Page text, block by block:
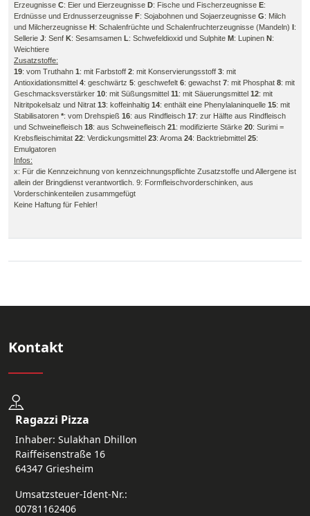
Erzeugnisse C: Eier und Eierzeugnisse D: Fische und Fischerzeugnisse E:
Erdnüsse und Erdnusserzeugnisse F: Sojabohnen und Sojaerzeugnisse G: Milch
und Milcherzeugnisse H: Schalenfrüchte und Schalenfruchterzeugnisse (Mandeln) I:
Sellerie J: Senf K: Sesamsamen L: Schwefeldioxid und Sulphite M: Lupinen N:
Weichtiere
Zusatzstoffe:
19: vom Truthahn 1: mit Farbstoff 2: mit Konservierungsstoff 3: mit
Antioxidationsmittel 4: geschwärtz 5: geschwefelt 6: gewachst 7: mit Phosphat 8: mit
Geschmacksverstärker 10: mit Süßungsmittel 11: mit Säuerungsmittel 12: mit
Nitritpokelsalz und Nitrat 13: koffeinhaltig 14: enthält eine Phenylalaninquelle 15: mit
Stabilisatoren *: vom Drehspieß 16: aus Rindfleisch 17: zur Hälfte aus Rindfleisch
und Schweinefleisch 18: aus Schweinefleisch 21: modifizierte Stärke 20: Surimi =
Krebsfleischimitat 22: Verdickungsmittel 23: Aroma 24: Backtriebmittel 25:
Emulgatoren
Infos:
x: Für die Kennzeichnung von kennzeichnungspflichte Zusatzstoffe und Allergene ist
allein der Bringdienst verantwortlich. 9: Formfleischvorderschinken, aus
Vorderschinkenteilen zusammgefügt
Keine Haftung für Fehler!
Kontakt
Ragazzi Pizza
Inhaber: Sulakhan Dhillon
Raiffeisenstraße 16
64347 Griesheim
Umsatzsteuer-Ident-Nr.:
00781162406